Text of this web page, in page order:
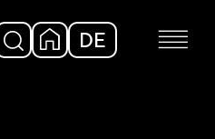
DE EN